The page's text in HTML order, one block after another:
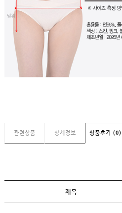
관련상품 상세정보 상품후기 (0)
제목